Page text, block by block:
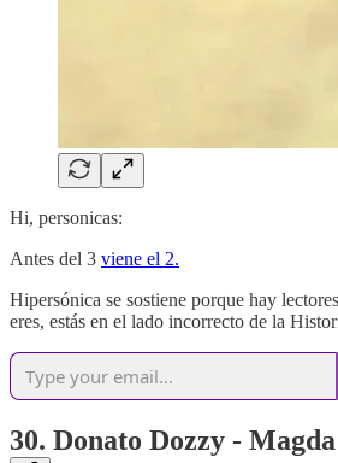
Hi, personicas:
Antes del 3 viene el 2.
Hipersónica se sostiene porque hay
eres, estás en el lado incorrecto de la
30. Donato Dozzy - Magda